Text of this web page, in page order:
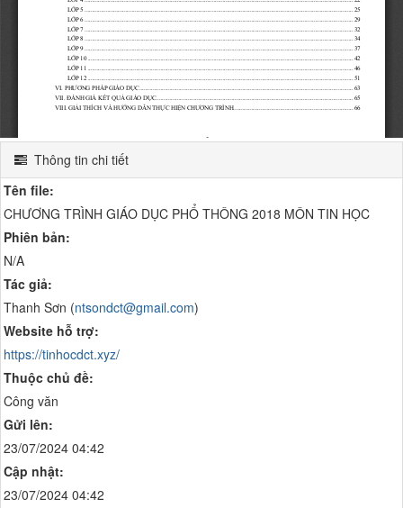
Thông tin chi tiết
Tên file:
CHƯƠNG TRÌNH GIÁO DỤC PHỔ THÔNG 2018 MÔN TIN HỌC
Phiên bản:
N/A
Tác giả:
Thanh Sơn (ntsondct@gmail.com)
Website hỗ trợ:
https://tinhocdct.xyz/
Thuộc chủ đề:
Công văn
Gửi lên:
23/07/2024 04:42
Cập nhật:
23/07/2024 04:42